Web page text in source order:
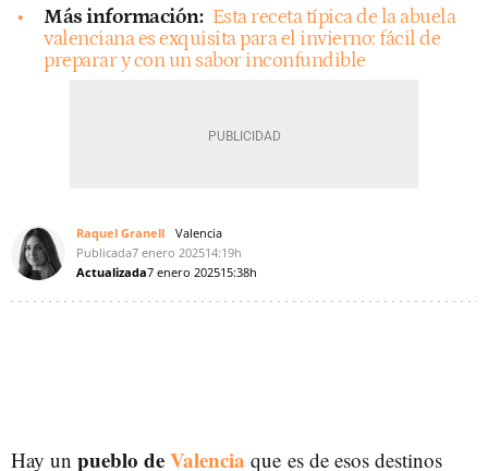
Más información: Esta receta típica de la abuela
valenciana es exquisita para el invierno: fácil de
preparar y con un sabor inconfundible
Raquel Granell
Valencia
Publicada7 enero 202514:19h
Actualizada7 enero 202515:38h
Hay un pueblo deValencia que es de esos destinos